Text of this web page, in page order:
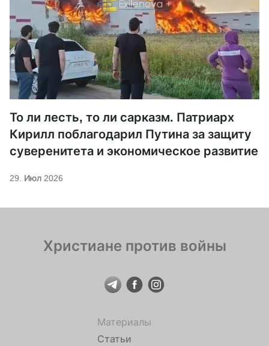
То ли лесть, то ли сарказм. Патриарх
Кирилл поблагодарил Путина за защиту
суверенитета и экономическое развитие
29. Июл 2026
Христиане против войны
Материалы
Статьи